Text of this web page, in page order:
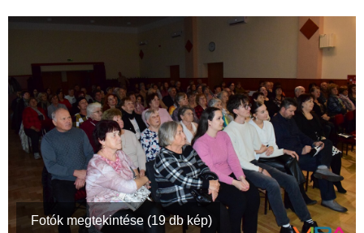
Fotók megtekintése (19 db kép)